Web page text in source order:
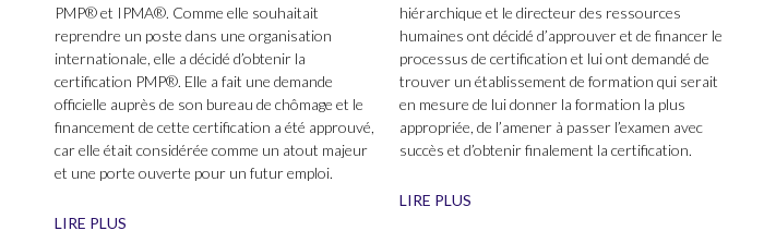
PMP® et IPMA®. Comme elle souhaitait
reprendre un poste dans une organisation
internationale, elle a décidé d’obtenir la
certification PMP®. Elle a fait une demande
officielle auprès de son bureau de chômage et le
financement de cette certification a été approuvé,
car elle était considérée comme un atout majeur
et une porte ouverte pour un futur emploi.
LIRE PLUS
hiérarchique et le directeur des ressources
humaines ont décidé d’approuver et de financer le
processus de certification et lui ont demandé de
trouver un établissement de formation qui serait
en mesure de lui donner la formation la plus
appropriée, de l’amener à passer l’examen avec
succès et d’obtenir finalement la certification.
LIRE PLUS